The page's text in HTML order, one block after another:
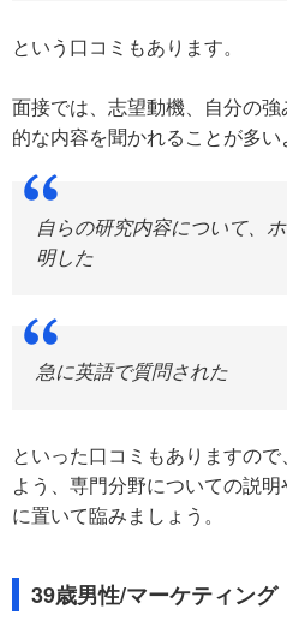
という口コミもあります。
面接では、志望動機、自分の
的な内容を聞かれることが多い
自らの研究内容について、
明した
急に英語で質問された
といった口コミもありますの
よう、専門分野についての説
に置いて臨みましょう。
39歳男性/マーケティング